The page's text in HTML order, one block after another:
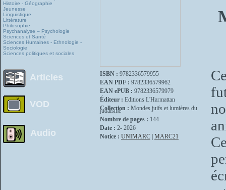
Histoire - Géographie
Jeunesse
Linguistique
Littérature
Philosophie
Psychanalyse – Psychologie
Sciences et Santé
Sciences Humaines - Ethnologie -
Sociologie
Sciences politiques et sociales
Articles
VOD
Audio
ISBN : 9782336579955
EAN PDF : 9782336579962
EAN ePUB : 9782336579979
Éditeur : Editions L'Harmattan
Collection : Mondes juifs et lumières du
judaïsme
Nombre de pages : 144
Date : 2- 2026
Notice : UNIMARC MARC21